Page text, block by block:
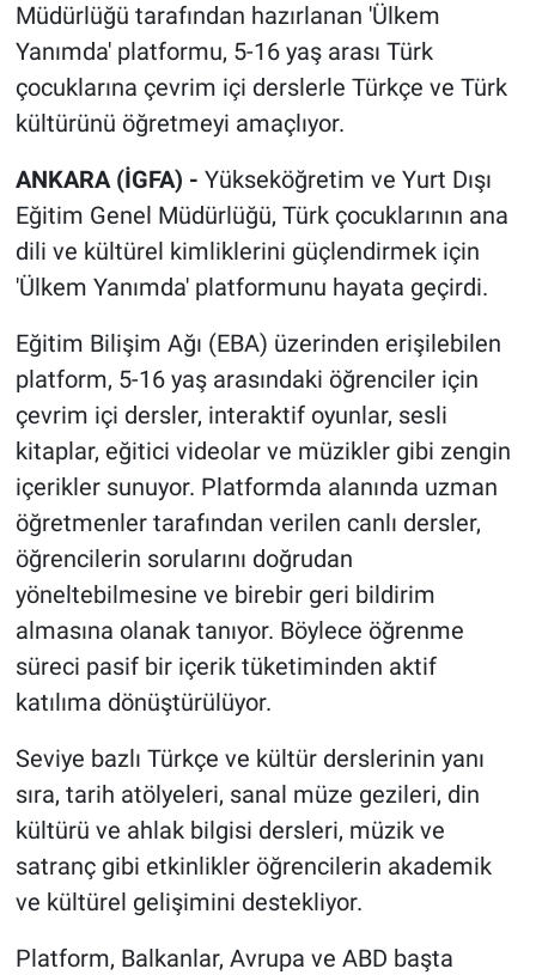
Müdürlüğü tarafından hazırlanan 'Ülkem
Yanımda' platformu, 5-16 yaş arası Türk
çocuklarına çevrim içi derslerle Türkçe ve Türk
kültürünü öğretmeyi amaçlıyor.
ANKARA (İGFA) - Yükseköğretim ve Yurt Dışı
Eğitim Genel Müdürlüğü, Türk çocuklarının ana
dili ve kültürel kimliklerini güçlendirmek için
'Ülkem Yanımda' platformunu hayata geçirdi.
Eğitim Bilişim Ağı (EBA) üzerinden erişilebilen
platform, 5-16 yaş arasındaki öğrenciler için
çevrim içi dersler, interaktif oyunlar, sesli
kitaplar, eğitici videolar ve müzikler gibi zengin
içerikler sunuyor. Platformda alanında uzman
öğretmenler tarafından verilen canlı dersler,
öğrencilerin sorularını doğrudan
yöneltebilmesine ve birebir geri bildirim
almasına olanak tanıyor. Böylece öğrenme
süreci pasif bir içerik tüketiminden aktif
katılıma dönüştürülüyor.
Seviye bazlı Türkçe ve kültür derslerinin yanı
sıra, tarih atölyeleri, sanal müze gezileri, din
kültürü ve ahlak bilgisi dersleri, müzik ve
satranç gibi etkinlikler öğrencilerin akademik
ve kültürel gelişimini destekliyor.
Platform, Balkanlar, Avrupa ve ABD başta